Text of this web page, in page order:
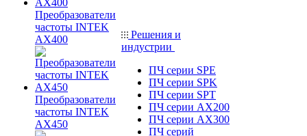
Преобразователи
частоты INTEK
AX400
Преобразователи
частоты INTEK
AX450
Решения и
индустрии
ПЧ серии SPE
ПЧ серии SPK
ПЧ серии SPT
ПЧ серии AX200
ПЧ серии AX300
ПЧ серий